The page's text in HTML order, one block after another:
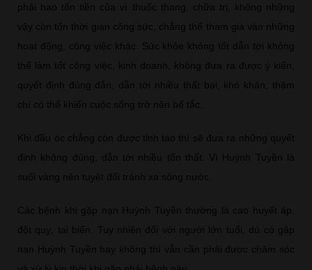
phải hao tốn tiền của vì thuốc thang, chữa trị, không những
vậy còn tốn thời gian công sức, chẳng thể tham gia vào những
hoạt động, công việc khác. Sức khỏe không tốt dẫn tới không
thể làm tốt công việc, kinh doanh, không đưa ra được ý kiến,
quyết định đúng đắn, dẫn tới nhiều thất bại, khó khăn, thậm
chí có thể khiến cuộc sống trở nên bế tắc.
Khi đầu óc chẳng còn được tỉnh táo thì sẽ đưa ra những quyết
định không đúng, dẫn tới nhiều tổn thất. Vì Huỳnh Tuyền là
suối vàng nên tuyệt đối tránh xa sông nước.
Các bệnh khi gặp nạn Huỳnh Tuyền thường là cao huyết áp,
đột quỵ, tai biến. Tuy nhiên đối với người lớn tuổi, dù có gặp
nạn Huỳnh Tuyền hay không thì vẫn cần phải được chăm sóc